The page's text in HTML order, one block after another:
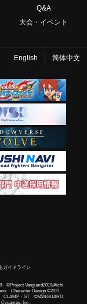
Q&A
大会・イベント
English 简体中文
ガイドライン
Vanguard2019/Aichi
Character Design ©2021
CLAMP・ST ©VANGUARD
Inc.